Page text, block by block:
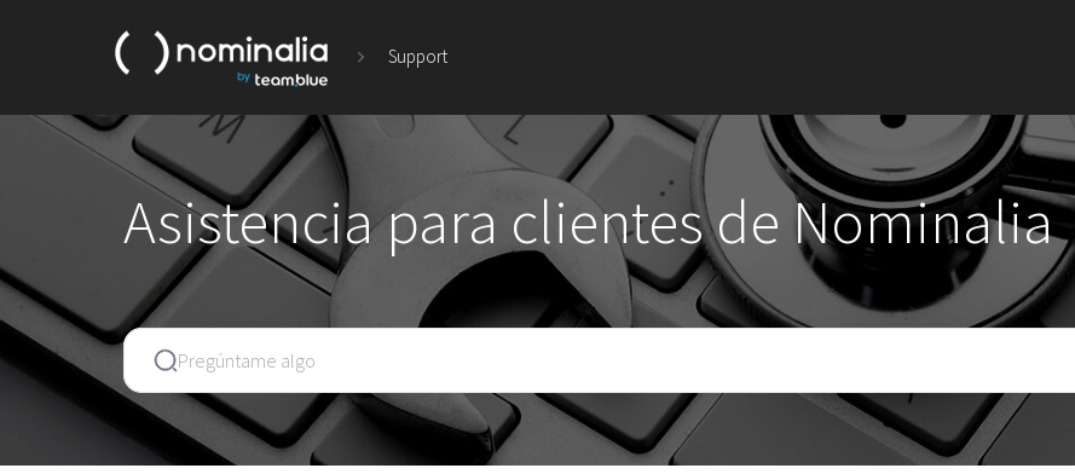
Support
Asistencia para clientes de Nominalia